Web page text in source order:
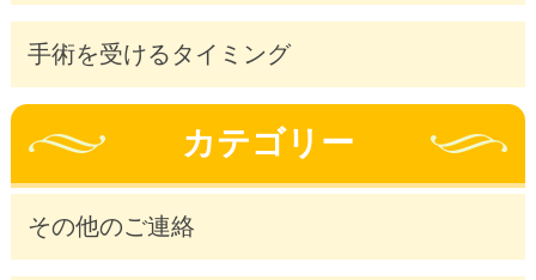
手術を受けるタイミング
カテゴリー
その他のご連絡